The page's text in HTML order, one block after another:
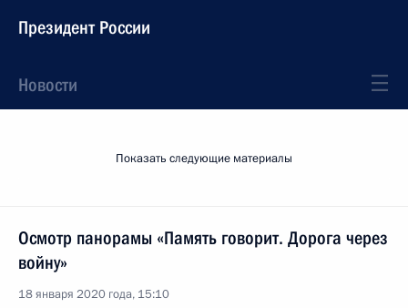
Президент России
Новости
Показать следующие материалы
Осмотр панорамы «Память говорит. Дорога через
войну»
18 января 2020 года, 15:10